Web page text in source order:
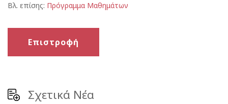
Βλ. επίσης: Πρόγραμμα Μαθημάτων
Επιστροφή
Σχετικά Νέα